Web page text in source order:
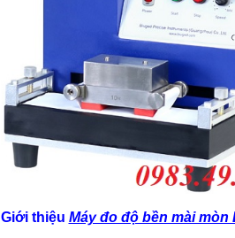
Giới thiệu Máy đo độ bền mài mòn